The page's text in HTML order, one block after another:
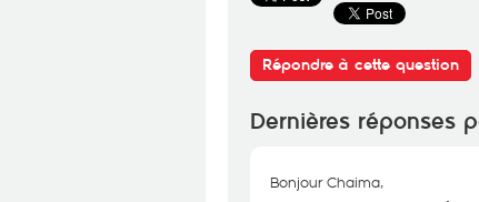
Répondre à cette question
Dernières réponses
Bonjour Chaima,